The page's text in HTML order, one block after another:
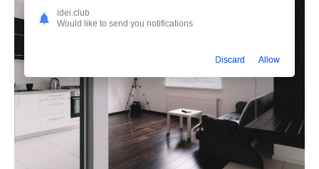
idei.club
Would like to send you notifications
Discard Allow